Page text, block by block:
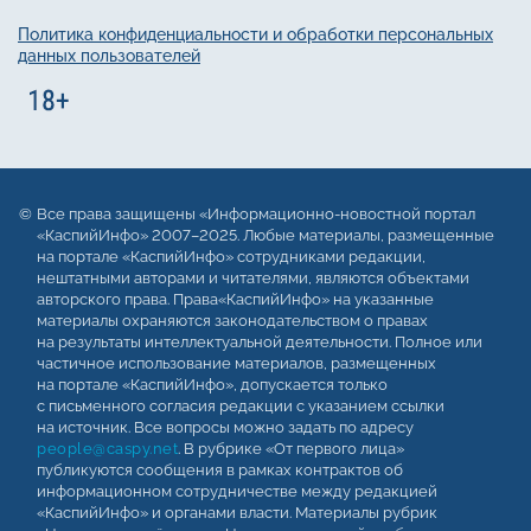
Политика конфиденциальности и обработки персональных
данных пользователей
Все права защищены «Информационно-новостной портал
«КаспийИнфо» 2007–2025. Любые материалы, размещенные
на портале «КаспийИнфо» сотрудниками редакции,
нештатными авторами и читателями, являются объектами
авторского права. Права«КаспийИнфо» на указанные
материалы охраняются законодательством о правах
на результаты интеллектуальной деятельности. Полное или
частичное использование материалов, размещенных
на портале «КаспийИнфо», допускается только
с письменного согласия редакции с указанием ссылки
на источник. Все вопросы можно задать по адресу
people@caspy.net. В рубрике «От первого лица»
публикуются сообщения в рамках контрактов об
информационном сотрудничестве между редакцией
«КаспийИнфо» и органами власти. Материалы рубрик